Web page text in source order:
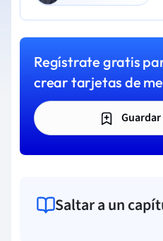
Regístrate gratis
crear tarjetas de
Saltar a un